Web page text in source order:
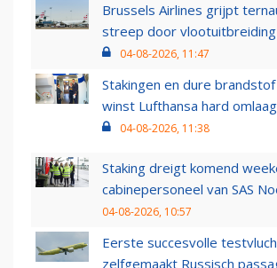
Brussels Airlines grijpt
streep door vlootuitbreiding
04-08-2026, 11:47
Stakingen en dure
winst Lufthansa hard omlaag
04-08-2026, 11:38
Staking dreigt komend
cabinepersoneel van SAS
04-08-2026, 10:57
Eerste succesvolle
zelfgemaakt Russisch